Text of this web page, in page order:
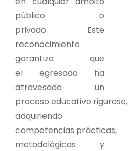
público o
privado. Este
reconocimiento
garantiza que
el egresado ha
atravesado un
proceso educativo riguroso,
adquiriendo
competencias prácticas,
metodológicas y